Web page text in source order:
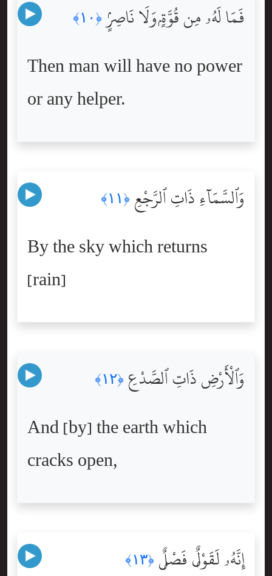
فَمَا لَهُۥ مِن قُوَّةٍۢ وَلَا نَاصِرٍۢ ﴿١٠﴾
Then man will have no power
or any helper.
وَٱلسَّمَآءِ ذَاتِ ٱلرَّجْعِ ﴿١١﴾
By the sky which returns
[rain]
وَٱلْأَرْضِ ذَاتِ ٱلصَّدْعِ ﴿١٢﴾
And [by] the earth which
cracks open,
إِنَّهُۥ لَقَوْلٌۭ فَصْلٌۭ ﴿١٣﴾